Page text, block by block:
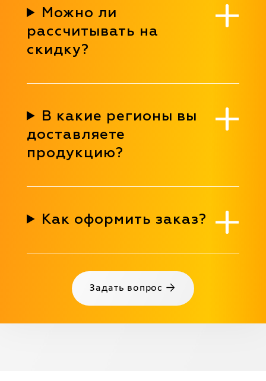
Можно ли
рассчитывать на
скидку?
В какие регионы вы
доставляете
продукцию?
Как оформить заказ?
Задать вопрос →